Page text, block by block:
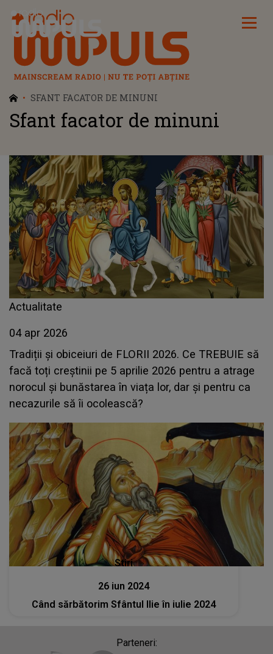
Radio Impuls
SFANT FACATOR DE MINUNI
Sfant facator de minuni
Actualitate
04 apr 2026
Tradiții și obiceiuri de FLORII 2026. Ce TREBUIE să
facă toți creștinii pe 5 aprilie 2026 pentru a atrage
norocul și bunăstarea în viața lor, dar și pentru ca
necazurile să îi ocolească?
Stiri
26 iun 2024
Când sărbătorim Sfântul Ilie în iulie 2024
Parteneri: